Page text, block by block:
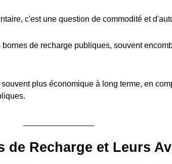
c'est une question de commodité et
de recharge publiques, souvent
plus économique à long terme, en
de Recharge et Leurs